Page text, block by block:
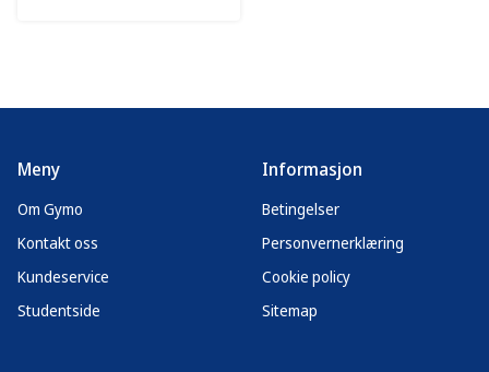
Meny
Om Gymo
Kontakt oss
Kundeservice
Studentside
Informasjon
Betingelser
Personvernerklæring
Cookie policy
Sitemap